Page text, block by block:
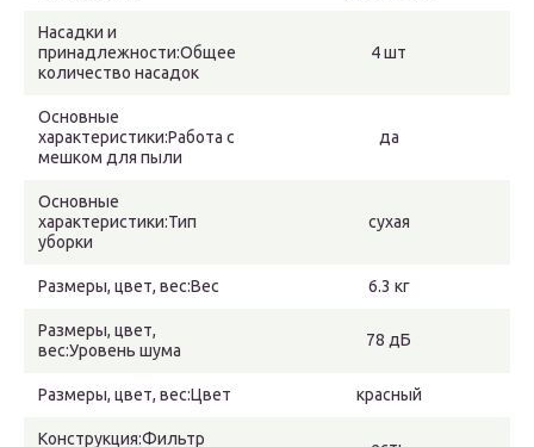
Насадки и
принадлежности:Общее
количество насадок
4 шт
Основные
характеристики:Работа с
мешком для пыли
да
Основные
характеристики:Тип
уборки
сухая
Размеры, цвет, вес:Вес 6.3 кг
Размеры, цвет,
вес:Уровень шума
78 дБ
Размеры, цвет, вес:Цвет красный
Конструкция:Фильтр